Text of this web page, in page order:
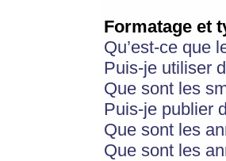
Formatage et
Qu’est-ce que
Puis-je utiliser
Que sont les
Puis-je publier
Que sont les
Que sont les